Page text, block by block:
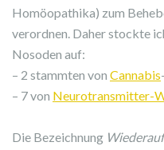
Homöopathika) zum
verordnen. Daher stockte
Nosoden auf:
– 2 stammten von Cannabis
– 7 von Neurotransmitter-
Die Bezeichnung